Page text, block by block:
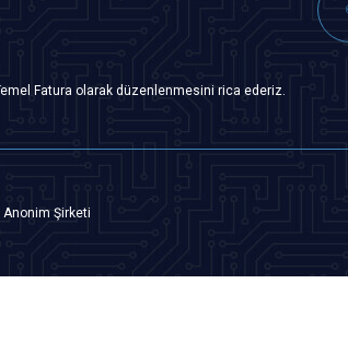
Fatura olarak düzenlenmesini rica ederiz.
Şirketi